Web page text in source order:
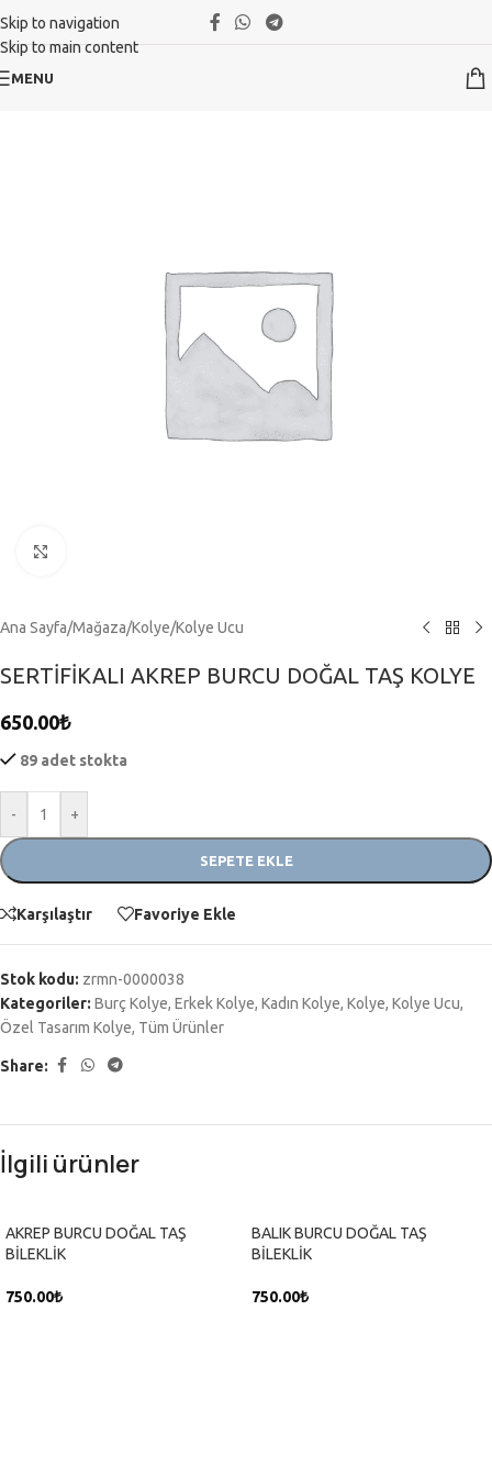
Skip to navigation
Skip to main content
MENU
Ana Sayfa/Mağaza/Kolye/Kolye Ucu
SERTİFİKALI AKREP BURCU DOĞAL TAŞ KOLYE
650.00₺
89 adet stokta
- +
SEPETE EKLE
Karşılaştır Favoriye Ekle
Stok kodu: zrmn-0000038
Kategoriler: Burç Kolye, Erkek Kolye, Kadın Kolye, Kolye, Kolye Ucu,
Özel Tasarım Kolye, Tüm Ürünler
Share:
İlgili ürünler
AKREP BURCU DOĞAL TAŞ
BİLEKLİK
750.00₺
BALIK BURCU DOĞAL TAŞ
BİLEKLİK
750.00₺